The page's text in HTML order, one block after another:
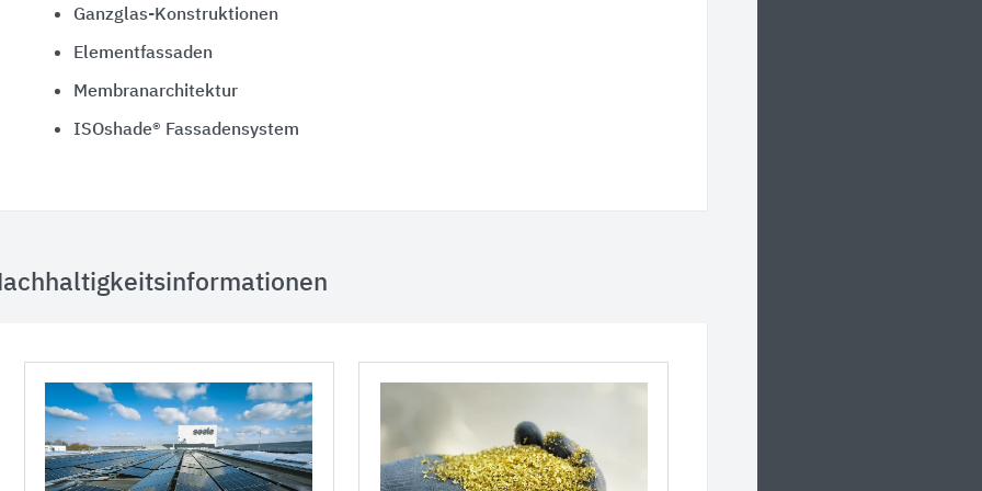
Ganzglas-Konstruktionen
Elementfassaden
Membranarchitektur
ISOshade® Fassadensystem